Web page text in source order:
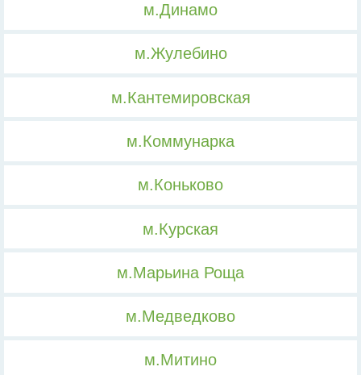
м.Динамо
м.Жулебино
м.Кантемировская
м.Коммунарка
м.Коньково
м.Курская
м.Марьина Роща
м.Медведково
м.Митино